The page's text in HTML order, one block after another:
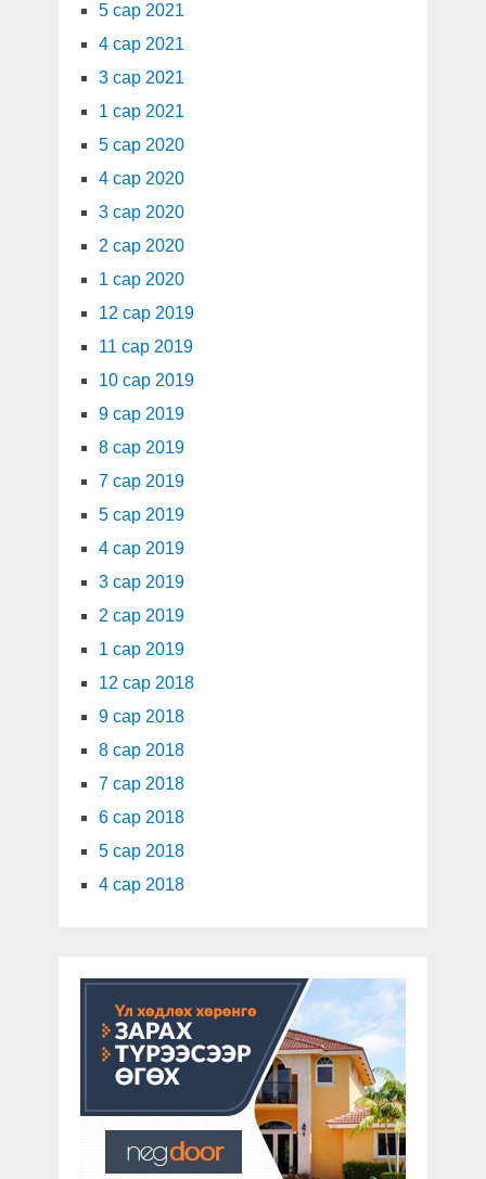
5 сар 2021
4 сар 2021
3 сар 2021
1 сар 2021
5 сар 2020
4 сар 2020
3 сар 2020
2 сар 2020
1 сар 2020
12 сар 2019
11 сар 2019
10 сар 2019
9 сар 2019
8 сар 2019
7 сар 2019
5 сар 2019
4 сар 2019
3 сар 2019
2 сар 2019
1 сар 2019
12 сар 2018
9 сар 2018
8 сар 2018
7 сар 2018
6 сар 2018
5 сар 2018
4 сар 2018